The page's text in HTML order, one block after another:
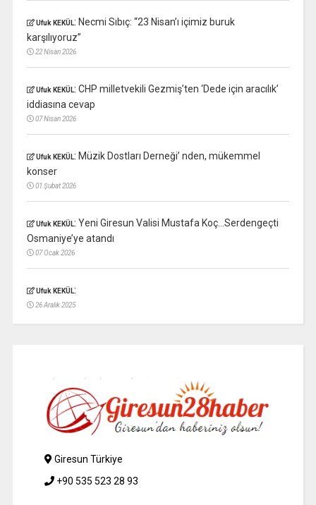
Ufuk KEKÜL: Necmi Sıbıç: “23 Nisan’ı içimiz buruk
karşılıyoruz”
22 Nisan 2026
Ufuk KEKÜL: CHP milletvekili Gezmiş’ten ‘Dede için aracılık’
iddiasına cevap
07 Nisan 2026
Ufuk KEKÜL: Müzik Dostları Derneği’ nden, mükemmel
konser
01 Şubat 2026
Ufuk KEKÜL: Yeni Giresun Valisi Mustafa Koç…Serdengeçti
Osmaniye’ye atandı
07 Ocak 2026
Ufuk KEKÜL:
26 Aralık 2025
Giresun Türkiye
+90 535 523 28 93